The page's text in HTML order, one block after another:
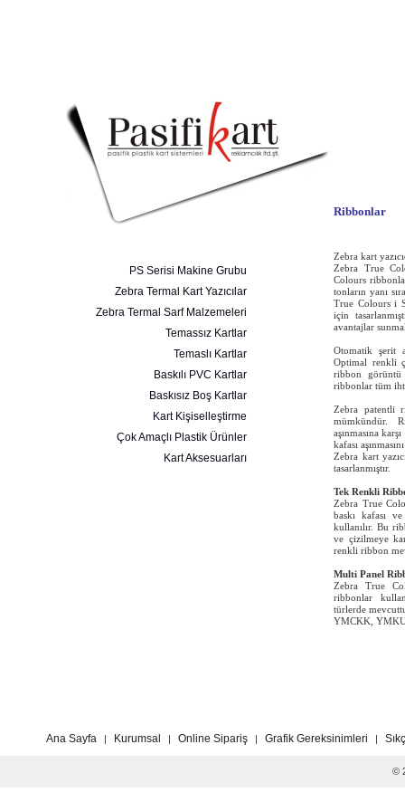
PS Serisi Makine Grubu
Zebra Termal Kart Yazıcılar
Zebra Termal Sarf Malzemeleri
Temassız Kartlar
Temaslı Kartlar
Baskılı PVC Kartlar
Baskısız Boş Kartlar
Kart Kişiselleştirme
Çok Amaçlı Plastik Ürünler
Kart Aksesuarları
Ribbonlar
Zebra kart
Zebra True
Colours
tonların yanı
True Colours i
için
avantajlar
Otomatik şerit
Optimal renkli
ribbon görüntü
ribbonlar tüm
Zebra patentli
mümkündür.
aşınmasına
kafası
Zebra kart
tasarlanmıştır.
Tek Renkli
Zebra True
baskı kafası
kullanılır. Bu
ve çizilmeye
renkli ribbon
Multi Panel
Zebra True
ribbonlar
türlerde
YMCKK,
Ana Sayfa | Kurumsal | Online Sipariş | Grafik Gereksinimleri |
©